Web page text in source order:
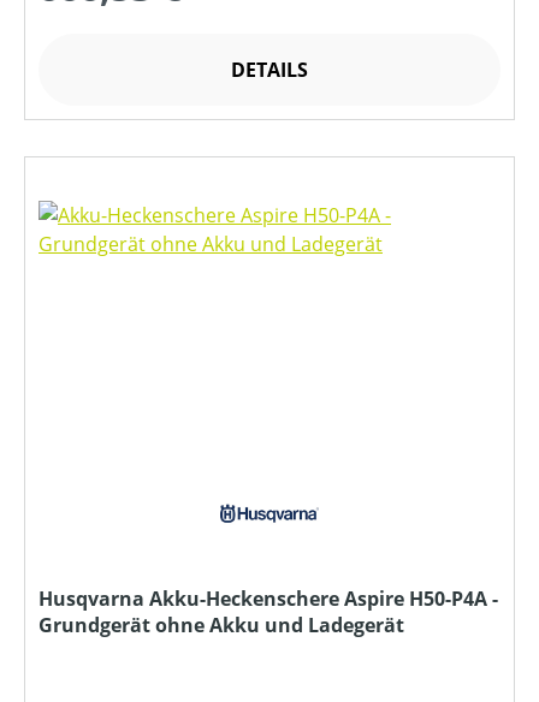
DETAILS
Husqvarna Akku-Heckenschere Aspire H50-P4A -
Grundgerät ohne Akku und Ladegerät